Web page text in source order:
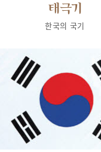
태극기
한국의 국기